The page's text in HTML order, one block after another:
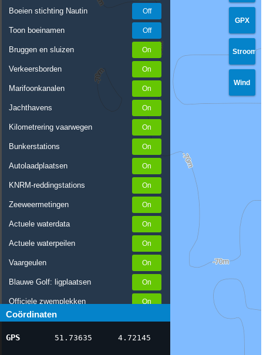
Boeien stichting Nautin
Toon boeinamen
Bruggen en sluizen
Verkeersborden
Marifoonkanalen
Jachthavens
Kilometrering vaarwegen
Bunkerstations
Autolaadplaatsen
KNRM-reddingstations
Zeeweermetingen
Actuele waterdata
Actuele waterpeilen
Vaargeulen
Blauwe Golf: ligplaatsen
Officiele zwemplekken
Stremmingen/hinder
AIS scheepsposities
Coördinaten
GPS 51.73635 4.72145
GPX
Stroom
Wind